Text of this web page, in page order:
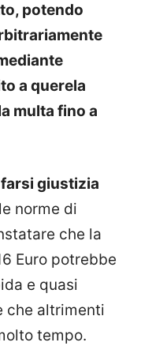
potendo
a querela
multa fino a
giustizia
norme di
che la
Euro potrebbe
e quasi
che altrimenti
tempo.